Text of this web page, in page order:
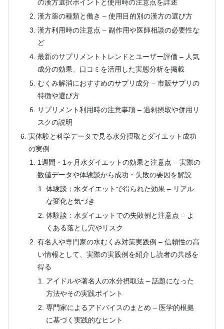
の漢方選択ポイントと使用時の注意点を詳述
漢方薬の種類と働き – 使用目的別の漢方の選び方
漢方利用時の注意点 – 副作用や医師相談の必要性な
ど
最新のサプリメントトレンドとユーザー評価 – 人気
成分の効果、口コミを活用した実態分析を掲載
むくみ解消におすすめのサプリ成分 – 市販サプリの
特徴や選び方
サプリメント利用時の注意事項 – 過剰摂取や併用リ
スクの説明
実体験と科学データで見る水分摂取とダイエット成功
の実例
1週間・1ヶ月水ダイエットの効果と注意点 – 実際の
数値データや体験談から成功・失敗の要因を解説
体験談：水ダイエットで得られた効果 – リアル
な変化と気づき
体験談：水ダイエットでの失敗例と注意点 – よ
くある落とし穴やリスク
有名人や専門家の水むくみ対策実践例 – 信頼性の高
い情報として、実際の実践例を紹介し読者の共感を
得る
アイドルや著名人の水分摂取法 – 話題になった
方法やその実践ポイント
専門家によるアドバイスのまとめ – 医学的根拠
に基づく実践的なヒント